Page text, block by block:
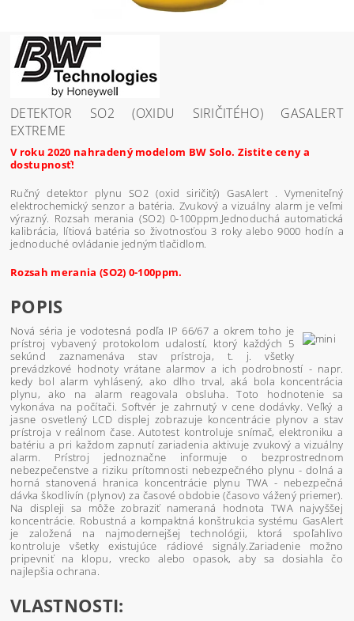
DETEKTOR SO2 (OXIDU SIRIČITÉHO) GASALERT
EXTREME
V roku 2020 nahradený modelom BW Solo. Zistite ceny a
dostupnosť!
Ručný detektor plynu SO2 (oxid siričitý) GasAlert . Vymeniteľný
elektrochemický senzor a batéria. Zvukový a vizuálny alarm je veľmi
výrazný. Rozsah merania (SO2) 0-100ppm.Jednoduchá automatická
kalibrácia, lítiová batéria so životnosťou 3 roky alebo 9000 hodín a
jednoduché ovládanie jedným tlačidlom.
Rozsah merania (SO2) 0-100ppm.
POPIS
Nová séria je vodotesná podľa IP 66/67 a okrem toho je
prístroj vybavený protokolom udalostí, ktorý každých 5
sekúnd zaznamenáva stav prístroja, t. j. všetky
prevádzkové hodnoty vrátane alarmov a ich podrobností - napr.
kedy bol alarm vyhlásený, ako dlho trval, aká bola koncentrácia
plynu, ako na alarm reagovala obsluha. Toto hodnotenie sa
vykonáva na počítači. Softvér je zahrnutý v cene dodávky. Veľký a
jasne osvetlený LCD displej zobrazuje koncentrácie plynov a stav
prístroja v reálnom čase. Autotest kontroluje snímač, elektroniku a
batériu a pri každom zapnutí zariadenia aktivuje zvukový a vizuálny
alarm. Prístroj jednoznačne informuje o bezprostrednom
nebezpečenstve a riziku prítomnosti nebezpečného plynu - dolná a
horná stanovená hranica koncentrácie plynu TWA - nebezpečná
dávka škodlivín (plynov) za časové obdobie (časovo vážený priemer).
Na displeji sa môže zobraziť nameraná hodnota TWA najvyššej
koncentrácie. Robustná a kompaktná konštrukcia systému GasAlert
je založená na najmodernejšej technológii, ktorá spoľahlivo
kontroluje všetky existujúce rádiové signály.Zariadenie možno
pripevniť na klopu, vrecko alebo opasok, aby sa dosiahla čo
najlepšia ochrana.
VLASTNOSTI: